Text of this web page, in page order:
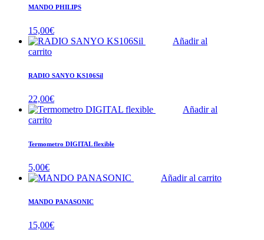
MANDO PHILIPS
15,00€
Añadir al
carrito
RADIO SANYO KS106Sil
22,00€
Añadir al
carrito
Termometro DIGITAL flexible
5,00€
Añadir al carrito
MANDO PANASONIC
15,00€